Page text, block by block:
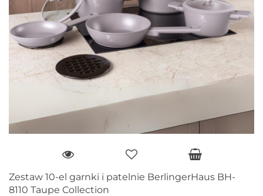
Zestaw 10-el garnki i patelnie BerlingerHaus BH-
8110 Taupe Collection